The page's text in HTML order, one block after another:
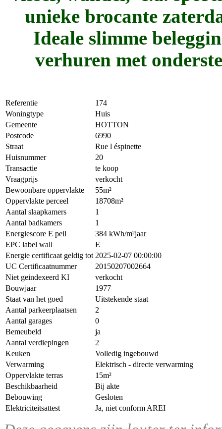
unieke brocante
Ideale slimme
verhuren met
Referentie
174
Woningtype
Huis
Gemeente
HOTTON
Postcode
6990
Straat
Rue l éspinette
Huisnummer
20
Transactie
te koop
Vraagprijs
verkocht
Bewoonbare oppervlakte
55m²
Oppervlakte perceel
18708m²
Aantal slaapkamers
1
Aantal badkamers
1
Energiescore E peil
384 kWh/m²jaar
EPC label wall
E
Energie certificaat geldig tot 2025-02-07 00:00:00
UC Certificaatnummer
20150207002664
Niet geindexeerd KI
verkocht
Bouwjaar
1977
Staat van het goed
Uitstekende staat
Aantal parkeerplaatsen
2
Aantal garages
0
Bemeubeld
ja
Aantal verdiepingen
2
Keuken
Volledig ingebouwd
Verwarming
Elektrisch - directe verwarming
Oppervlakte terras
15m²
Beschikbaarheid
Bij akte
Bebouwing
Gesloten
Elektriciteitsattest
Ja, niet conform AREI